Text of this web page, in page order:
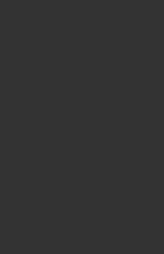
wann der Bus
die Digitalisierung
der Installation von
Systeme auf